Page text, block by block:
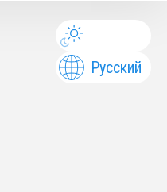
Русский